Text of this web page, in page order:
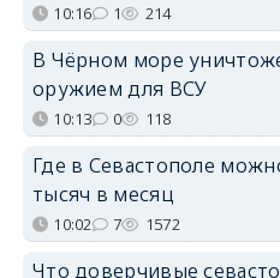
10:16 1 214
В Чёрном море
оружием для ВСУ
10:13 0 118
Где в Севастополе
тысяч в месяц
10:02 7 1572
Что доверчивые